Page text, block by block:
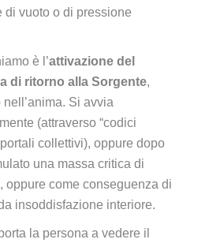
di vuoto o di pressione
è l’attivazione del
di ritorno alla Sorgente,
Si avvia
(attraverso “codici
collettivi), oppure dopo
una massa critica di
oppure come conseguenza di
insoddisfazione interiore.
la persona a vedere il